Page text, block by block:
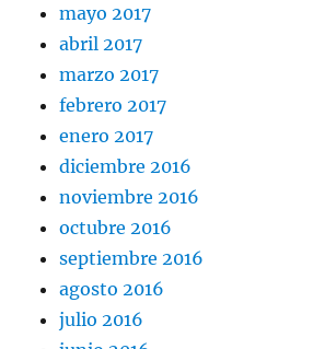
mayo 2017
abril 2017
marzo 2017
febrero 2017
enero 2017
diciembre 2016
noviembre 2016
octubre 2016
septiembre 2016
agosto 2016
julio 2016